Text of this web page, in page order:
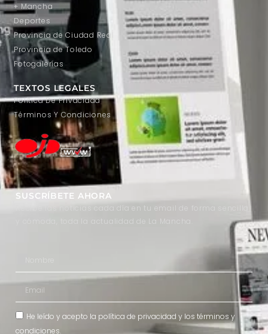
+ Mancha
Deportes
Provincia de Ciudad Real
Provincia de Toledo
Fotogalerías
TEXTOS LEGALES
Política De Privacidad
Términos Y Condiciones
SUSCRÍBETE AHORA
Recibe las noticias cada día en tu email de forma sencilla
y cómoda, toda la actualidad de La Mancha.
He leído y acepto la política de privacidad y lostérminos y
condiciones.